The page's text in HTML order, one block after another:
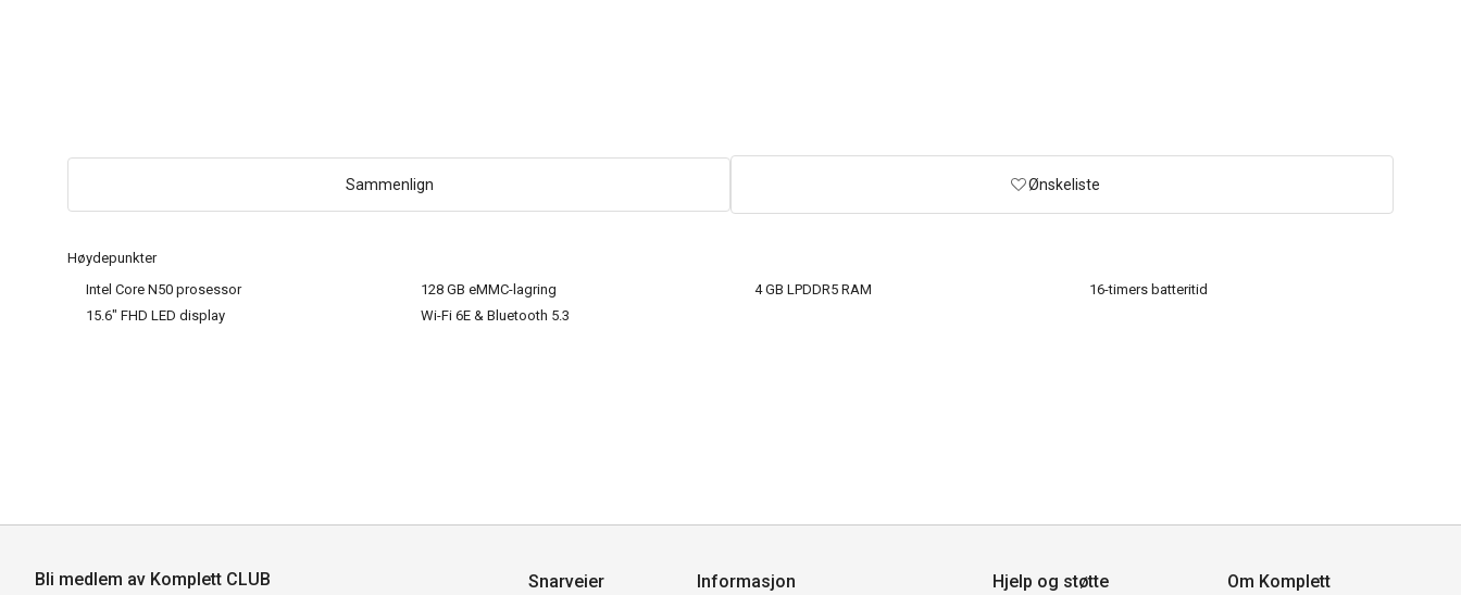
Høydepunkter
Intel Core N50 prosessor
128 GB eMMC-lagring 4 GB LPDDR5 RAM
16-timers batteritid
15.6" FHD LED display
Wi-Fi 6E & Bluetooth 5.3
Sammenlign Ønskeliste
Bli medlem av Komplett CLUB Snarveier Informasjon Hjelp og støtte Om Komplett